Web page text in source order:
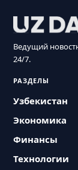
Ведущий
24/7.
РАЗДЕЛЫ
Узбекистан
Экономика
Финансы
Технологии